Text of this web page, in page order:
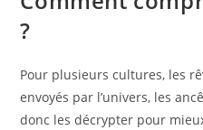
?
Pour plusieurs cultures, les
envoyés par l’univers, les
donc les décrypter pour